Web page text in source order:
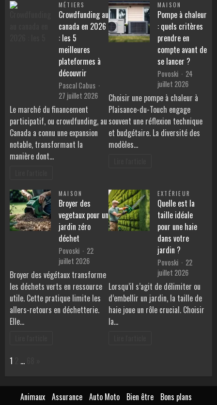
MÉTIERS
Crowdfunding au
canada en 2026
: les 5
meilleures
plateformes à
découvrir
Pascal Cabus
27 juillet 2026
Le marché du financement
participatif, ou crowdfunding, au
Canada a connu une expansion
notable, transformant la
manière dont…
MAISON
Pompe à chaleur
: quels critères
prendre en
compte avant de
se lancer ?
Povoski
24
juillet 2026
Choisir une pompe à chaleur à
Plaisance-du-Touch engage
souvent une réflexion technique
et budgétaire. La diversité des
modèles…
MAISON
Broyer des
vegetaux pour un
jardin zéro
déchet
Povoski
22
juillet 2026
Broyer des végétaux transforme
les déchets verts en ressource
utile. Cette pratique limite les
allers-retours en déchetterie.
Elle…
EXTÉRIEUR
Quelle est la
taille idéale
pour une haie
dans votre
jardin ?
Povoski
22
juillet 2026
Lorsqu’il s’agit de délimiter ou
d’embellir un jardin, la taille de
haie joue un rôle crucial. Choisir
la…
Page:
1 …
Animaux Assurance Auto Moto Bien être
Bons plans